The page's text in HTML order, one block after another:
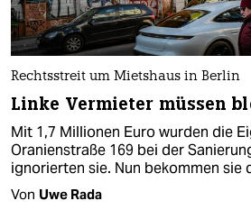
Rechtsstreit um Mietshaus in Berlin
Linke Vermieter müssen
Mit 1,7 Millionen Euro wurden die
Oranienstraße 169 bei der
ignorierten sie. Nun bekommen sie
Von Uwe Rada